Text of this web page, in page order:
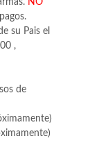
NO
su Pais el
,
de